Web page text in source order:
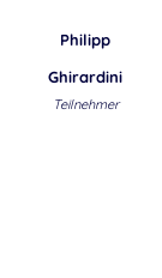
Philipp
Ghirardini
Teilnehmer